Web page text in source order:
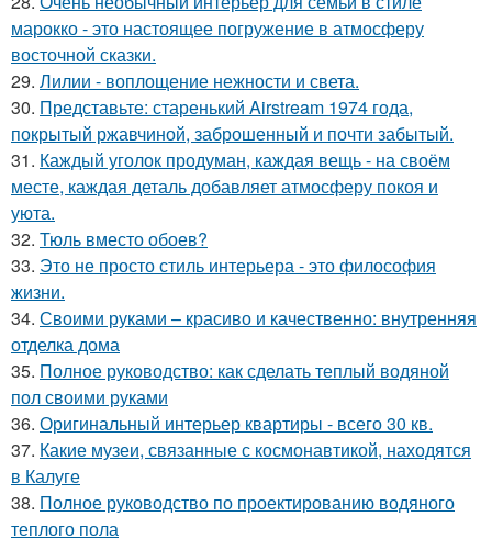
марокко - это настоящее погружение в атмосферу
восточной сказки.
29. Лилии - воплощение нежности и света.
30. Представьте: старенький Airstream 1974 года,
покрытый ржавчиной, заброшенный и почти забытый.
31. Каждый уголок продуман, каждая вещь - на своём
месте, каждая деталь добавляет атмосферу покоя и
уюта.
32. Тюль вместо обоев?
33. Это не просто стиль интерьера - это философия
жизни.
34. Своими руками – красиво и качественно: внутренняя
отделка дома
35. Полное руководство: как сделать теплый водяной
пол своими руками
36. Оригинальный интерьер квартиры - всего 30 кв.
37. Какие музеи, связанные с космонавтикой, находятся
в Калуге
38. Полное руководство по проектированию водяного
теплого пола